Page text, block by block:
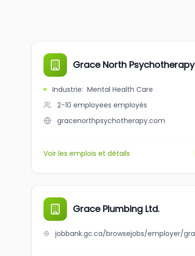
Grace North Psychotherapy
Industrie: Mental Health Care
2-10 employees employés
gracenorthpsychotherapy.com
Voir les emplois et détails
Grace Plumbing Ltd.